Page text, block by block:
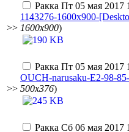
>>
Ракка Пт 05 мая 2017
1143276-1600x900-
1600x900)
>>
Ракка Пт 05 мая 2017
OUCH-narusaku-E2-98-
500x376)
Ракка Сб 06 мая 2017